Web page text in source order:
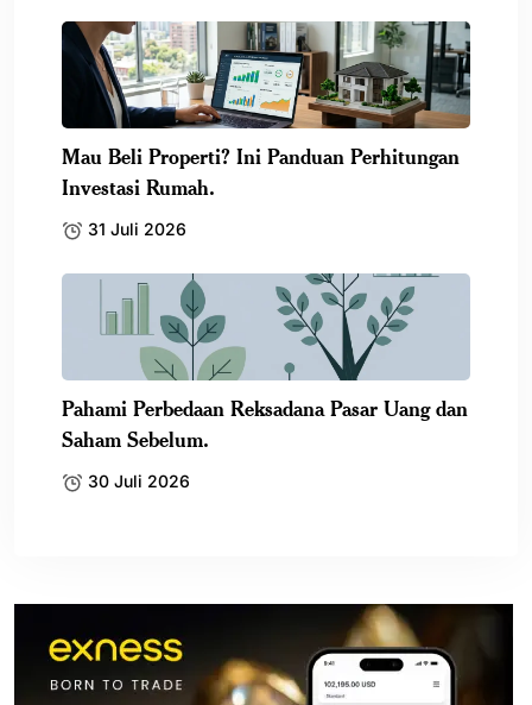
Mau Beli Properti? Ini Panduan Perhitungan
Investasi Rumah.
31 Juli 2026
Pahami Perbedaan Reksadana Pasar Uang dan
Saham Sebelum.
30 Juli 2026